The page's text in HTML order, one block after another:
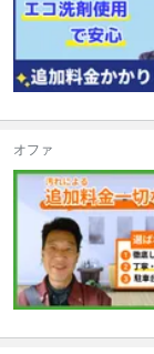
オファ